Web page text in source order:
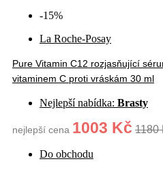
-15%
La Roche-Posay
Pure Vitamin C12 rozjasňující
vitaminem C proti vráskám 30 ml
Nejlepší nabídka: Brasty
nejlepší cena 1003 Kč 1180
Do obchodu